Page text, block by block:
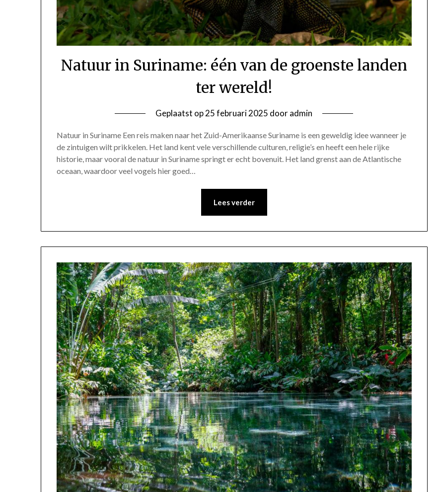
Natuur in Suriname: één van de groenste landen
ter wereld!
Geplaatst op25 februari 2025 dooradmin
Natuur in Suriname Een reis maken naar het Zuid-Amerikaanse Suriname is een geweldig idee wanneer je
de zintuigen wilt prikkelen. Het land kent vele verschillende culturen, religie’s en heeft een hele rijke
historie, maar vooral de natuur in Suriname springt er echt bovenuit. Het land grenst aan de Atlantische
oceaan, waardoor veel vogels hier goed…
Lees verder